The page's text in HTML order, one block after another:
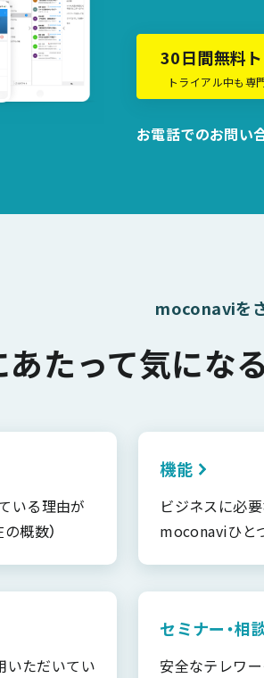
30日間無料
トライアル中も専
お電話でのお問い
moconaviを
あたって気にな
いる理由が
概数）
機能
ビジネスに必
moconaviひと
いただいてい
セミナー・相
安全なテレワ